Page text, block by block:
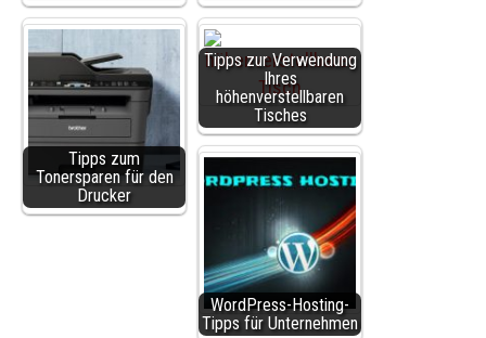
Tipps zum
Tonersparen für den
Drucker
Tipps zur Verwendung
Ihres
höhenverstellbaren
Tisches
WordPress-Hosting-
Tipps für Unternehmen